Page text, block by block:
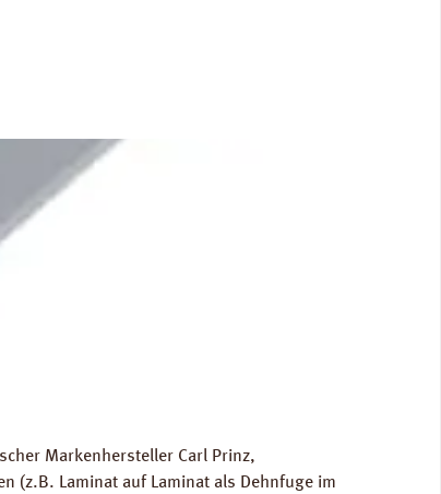
Markenhersteller Carl Prinz,
(z.B. Laminat auf Laminat als Dehnfuge im